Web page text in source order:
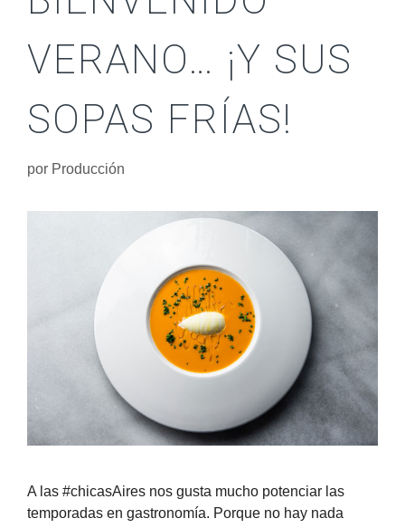
VERANO… ¡Y SUS
SOPAS FRÍAS!
por Producción
A las #chicasAires nos gusta mucho potenciar las
temporadas en gastronomía. Porque no hay nada